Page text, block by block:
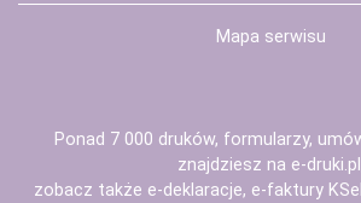
Mapa serwisu
Ponad 7 000 druków, formularzy,
znajdziesz na e-druki.pl
zobacz także e-deklaracje, e-faktury